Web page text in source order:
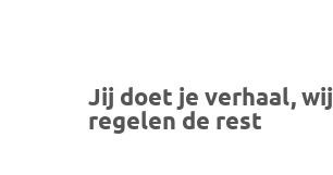
Jij doet je verhaal, wij
regelen de rest